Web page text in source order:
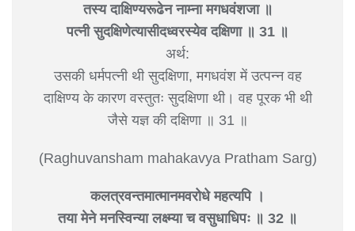
तस्य दाक्षिण्यरूढेन नाम्ना मगधवंशजा ॥
पत्नी सुदक्षिणेत्यासीदध्वरस्येव दक्षिणा ॥ 31 ॥
अर्थ:
उसकी धर्मपत्नी थी सुदक्षिणा, मगधवंश में उत्पन्न वह
दाक्षिण्य के कारण वस्तुतः सुदक्षिणा थी। वह पूरक भी थी
जैसे यज्ञ की दक्षिणा ॥ 31 ॥
(Raghuvansham mahakavya Pratham Sarg)
कलत्रवन्तमात्मानमवरोधे महत्यपि ।
तया मेने मनस्विन्या लक्ष्म्या च वसुधाधिपः ॥ 32 ॥